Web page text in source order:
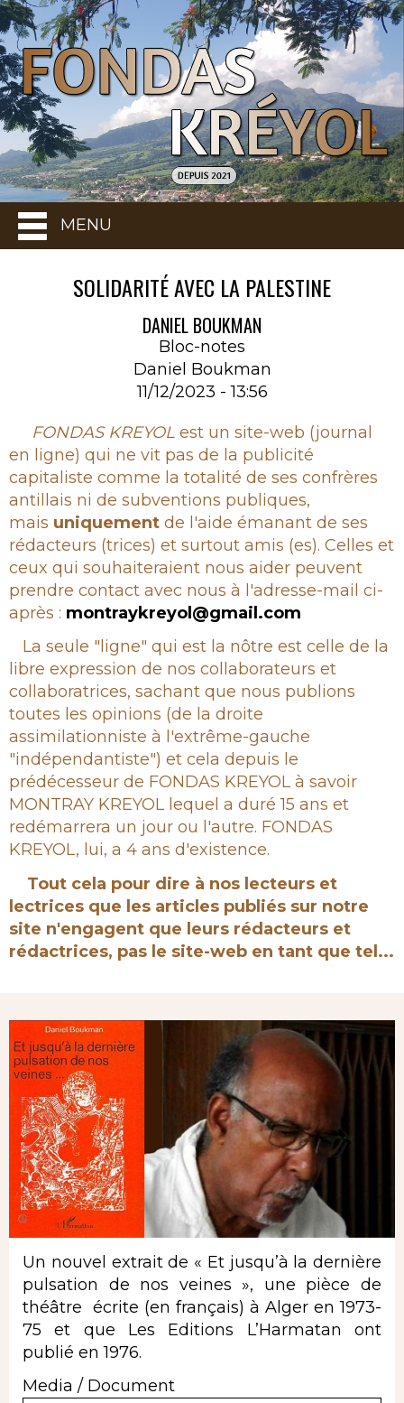
MENU
SOLIDARITÉ AVEC LA PALESTINE
DANIEL BOUKMAN
Bloc-notes
Daniel Boukman
11/12/2023 - 13:56
Rubrique
FONDAS KREYOL est un site-web (journal
en ligne) qui ne vit pas de la publicité
capitaliste comme la totalité de ses confrères
antillais ni de subventions publiques,
mais uniquement de l'aide émanant de ses
rédacteurs (trices) et surtout amis (es). Celles et
ceux qui souhaiteraient nous aider peuvent
prendre contact avec nous à l'adresse-mail ci-
après : montraykreyol@gmail.com
La seule "ligne" qui est la nôtre est celle de la
libre expression de nos collaborateurs et
collaboratrices, sachant que nous publions
toutes les opinions (de la droite
assimilationniste à l'extrême-gauche
"indépendantiste") et cela depuis le
prédécesseur de FONDAS KREYOL à savoir
MONTRAY KREYOL lequel a duré 15 ans et
redémarrera un jour ou l'autre. FONDAS
KREYOL, lui, a 4 ans d'existence.
Tout cela pour dire à nos lecteurs et
lectrices que les articles publiés sur notre
site n'engagent que leurs rédacteurs et
rédactrices, pas le site-web en tant que tel...
Un nouvel extrait de « Et jusqu’à la dernière
pulsation de nos veines », une pièce de
théâtre écrite (en français) à Alger en 1973-
75 et que Les Editions L’Harmatan ont
publié en 1976.
Media / Document